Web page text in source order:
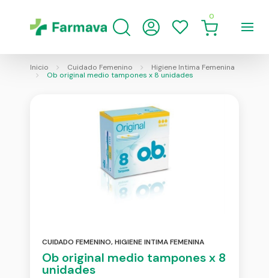
0
Inicio Cuidado Femenino
Higiene Intima Femenina
Ob original medio tampones x 8 unidades
CUIDADO FEMENINO,HIGIENE INTIMA FEMENINA
Ob original medio tampones x 8
unidades